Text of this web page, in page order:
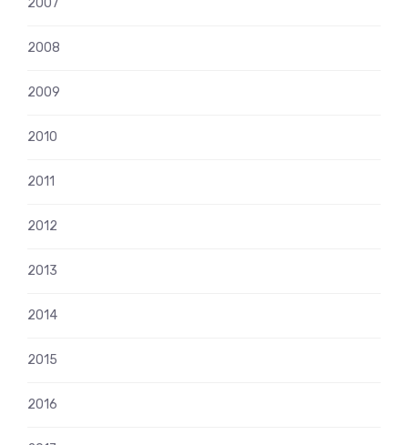
2007
2008
2009
2010
2011
2012
2013
2014
2015
2016